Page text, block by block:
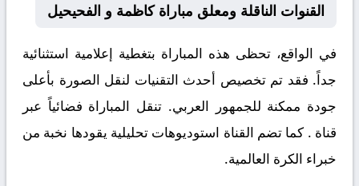
القنوات الناقلة ومعلق مباراة كاظمة و الفحيحيل
في الواقع، تحظى هذه المباراة بتغطية إعلامية استثنائية
جداً. فقد تم تخصيص أحدث التقنيات لنقل الصورة بأعلى
جودة ممكنة للجمهور العربي. تنقل المباراة فضائياً عبر
قناة . كما تضم القناة استوديوهات تحليلية يقودها نخبة من
خبراء الكرة العالمية.